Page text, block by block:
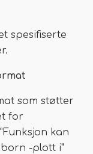
spesifiserte
som støtter
for
”Funksjon kan
-plott i"